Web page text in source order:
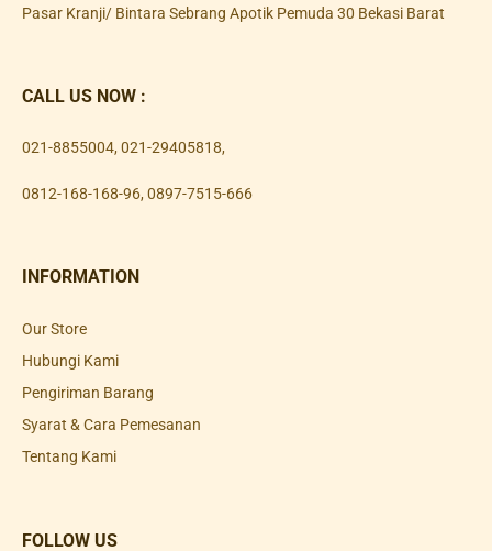
Pasar Kranji/ Bintara Sebrang Apotik Pemuda 30 Bekasi Barat
CALL US NOW :
021-8855004, 021-29405818,
0812-168-168-96, 0897-7515-666
INFORMATION
Our Store
Hubungi Kami
Pengiriman Barang
Syarat & Cara Pemesanan
Tentang Kami
FOLLOW US